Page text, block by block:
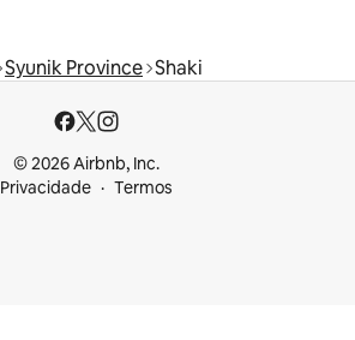
Syunik Province Shaki
© 2026 Airbnb, Inc.
Privacidade
Termos